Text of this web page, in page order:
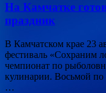
На Камчатке
праздник
В Камчатском крае 23
фестиваль «Сохраним
чемпионат по
кулинарии. Восьмой по
…